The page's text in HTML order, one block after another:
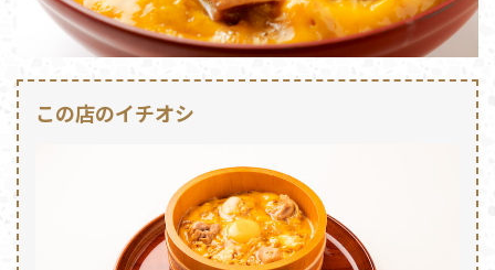
この店のイチオシ